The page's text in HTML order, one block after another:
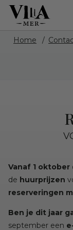
Home
Vanaf 1 oktober
de huurprijzen
reserveringen
Ben je dit jaar
september een